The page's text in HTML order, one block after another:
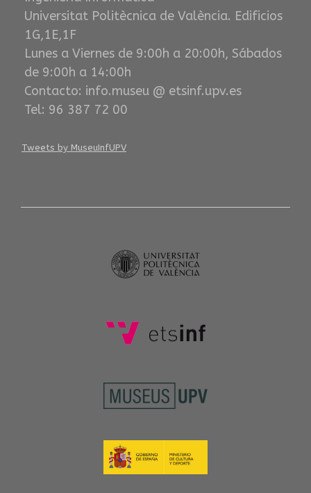
Universitat Politècnica de València. Edificios
1G,1E,1F
Lunes a Viernes de 9:00h a 20:00h, Sábados
de 9:00h a 14:00h
Contacto: info.museu @ etsinf.upv.es
Tel: 96 387 72 00
Tweets by MuseuInfUPV